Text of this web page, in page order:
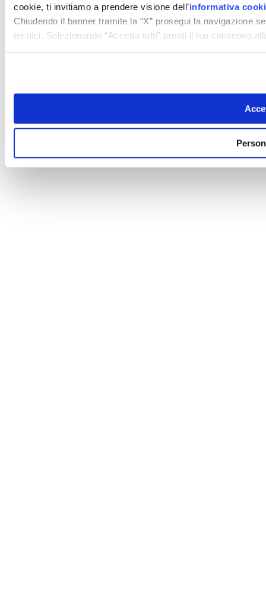
cookie, ti invitiamo a prendere visione dell’informativa
Chiudendo il banner tramite la “X” prosegui la navigazione
tecnici. Selezionando “Accetta tutti” presti il tuo consenso